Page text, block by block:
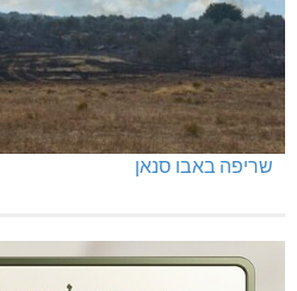
שריפה באבו סנאן